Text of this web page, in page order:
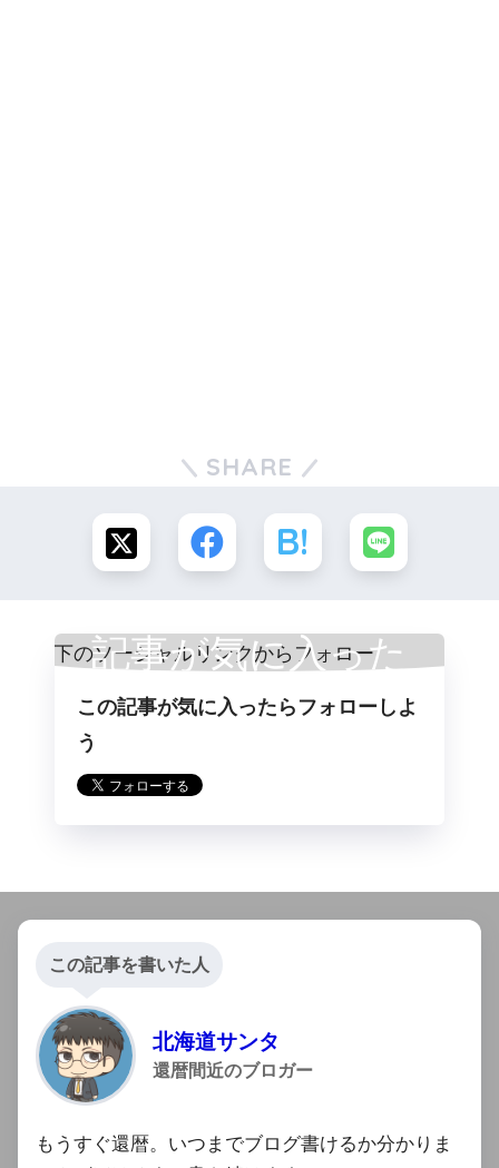
SHARE
記事が気に入った
らフォロー
この記事が気に入ったらフォローしよ
う
この記事を書いた人
北海道サンタ
還暦間近のブロガー
もうすぐ還暦。いつまでブログ書けるか分かりま